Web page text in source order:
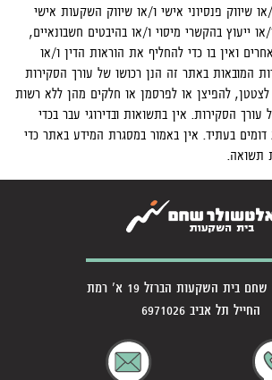
שיווק פנסיוני אישי ו/או שיווק השקעות אישי
ייעוץ בהקשרי מיסוי ו/או בהיבטים חשבונאיים,
ואין בו כדי להחליף את הוראות הדין ו/או
המובאות באתר זה הנן רכושו של עורך הסקירות
לצטטן, להפיצן או לפרסמן או חלקים מהן ללא רשות
הסקירות. אין בתשואות ובדירוגי עבר בכדי
דומים בעתיד. אין באמור במסגרת המידע באתר כדי
תשואה.
אלטשולר שחם בית השקעות הברזל 19 א' רמת
החייל תל אביב 6971026